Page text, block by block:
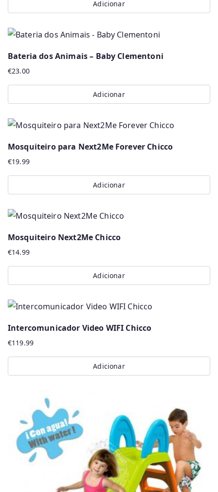
Adicionar
Bateria dos Animais – Baby Clementoni
€23.00
Adicionar
Mosquiteiro para Next2Me Forever Chicco
€19.99
Adicionar
Mosquiteiro Next2Me Chicco
€14.99
Adicionar
Intercomunicador Video WIFI Chicco
€119.99
Adicionar